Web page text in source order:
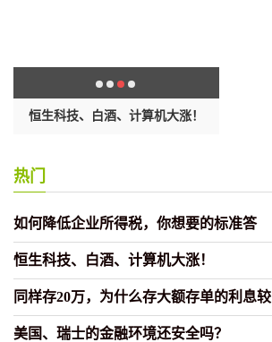
恒生科技、白酒、计算机大涨！
热门
如何降低企业所得税，你想要的标准答
恒生科技、白酒、计算机大涨！
同样存20万，为什么存大额存单的利息较
美国、瑞士的金融环境还安全吗？